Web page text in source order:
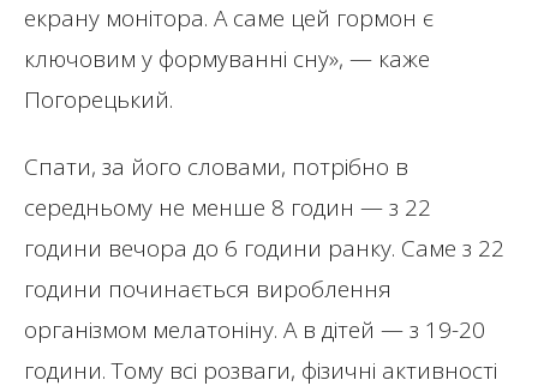
екрану монітора. А саме цей гормон є
ключовим у формуванні сну», — каже
Погорецький.
Спати, за його словами, потрібно в
середньому не менше 8 годин — з 22
години вечора до 6 години ранку. Саме з 22
години починається вироблення
організмом мелатоніну. А в дітей — з 19-20
години. Тому всі розваги, фізичні активності